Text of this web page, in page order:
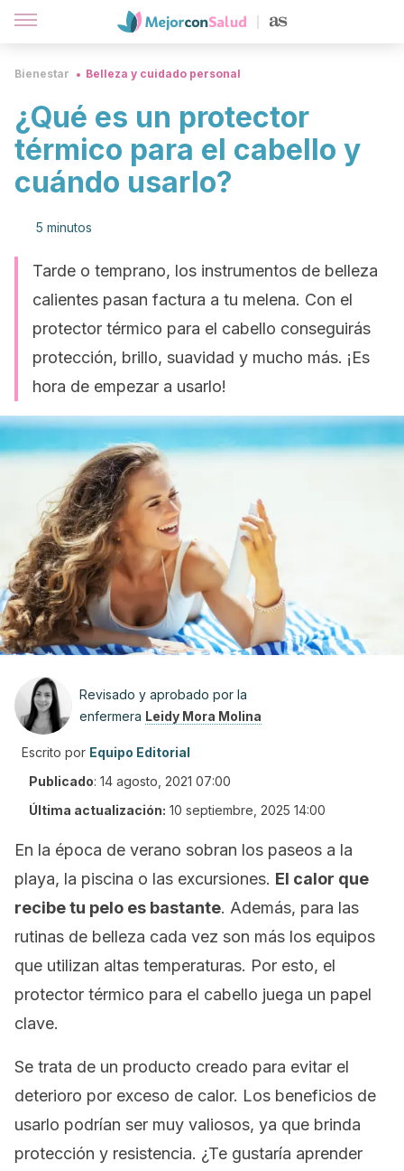
Bienestar Belleza y cuidado personal
¿Qué es un protector
térmico para el cabello y
cuándo usarlo?
5 minutos
Tarde o temprano, los instrumentos de belleza
calientes pasan factura a tu melena. Con el
protector térmico para el cabello conseguirás
protección, brillo, suavidad y mucho más. ¡Es
hora de empezar a usarlo!
Revisado y aprobado por la
enfermera Leidy Mora Molina
Escrito por Equipo Editorial
Publicado: 14 agosto, 2021 07:00
Última actualización: 10 septiembre, 2025 14:00
En la época de verano sobran los paseos a la
playa, la piscina o las excursiones. El calor que
recibe tu pelo es bastante. Además, para las
rutinas de belleza cada vez son más los equipos
que utilizan altas temperaturas. Por esto, el
protector térmico para el cabello juega un papel
clave.
Se trata de un producto creado para evitar el
deterioro por exceso de calor. Los beneficios de
usarlo podrían ser muy valiosos, ya que brinda
protección y resistencia. ¿Te gustaría aprender